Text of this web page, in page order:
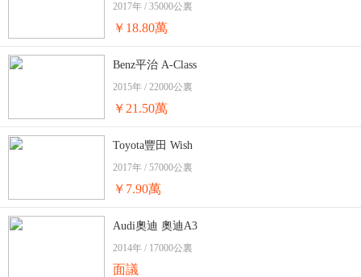
2017年 / 35000公裏
￥18.80萬
Benz平治 A-Class
2015年 / 22000公裏
￥21.50萬
Toyota豐田 Wish
2017年 / 57000公裏
￥7.90萬
Audi奧迪 奧迪A3
2014年 / 17000公裏
面議